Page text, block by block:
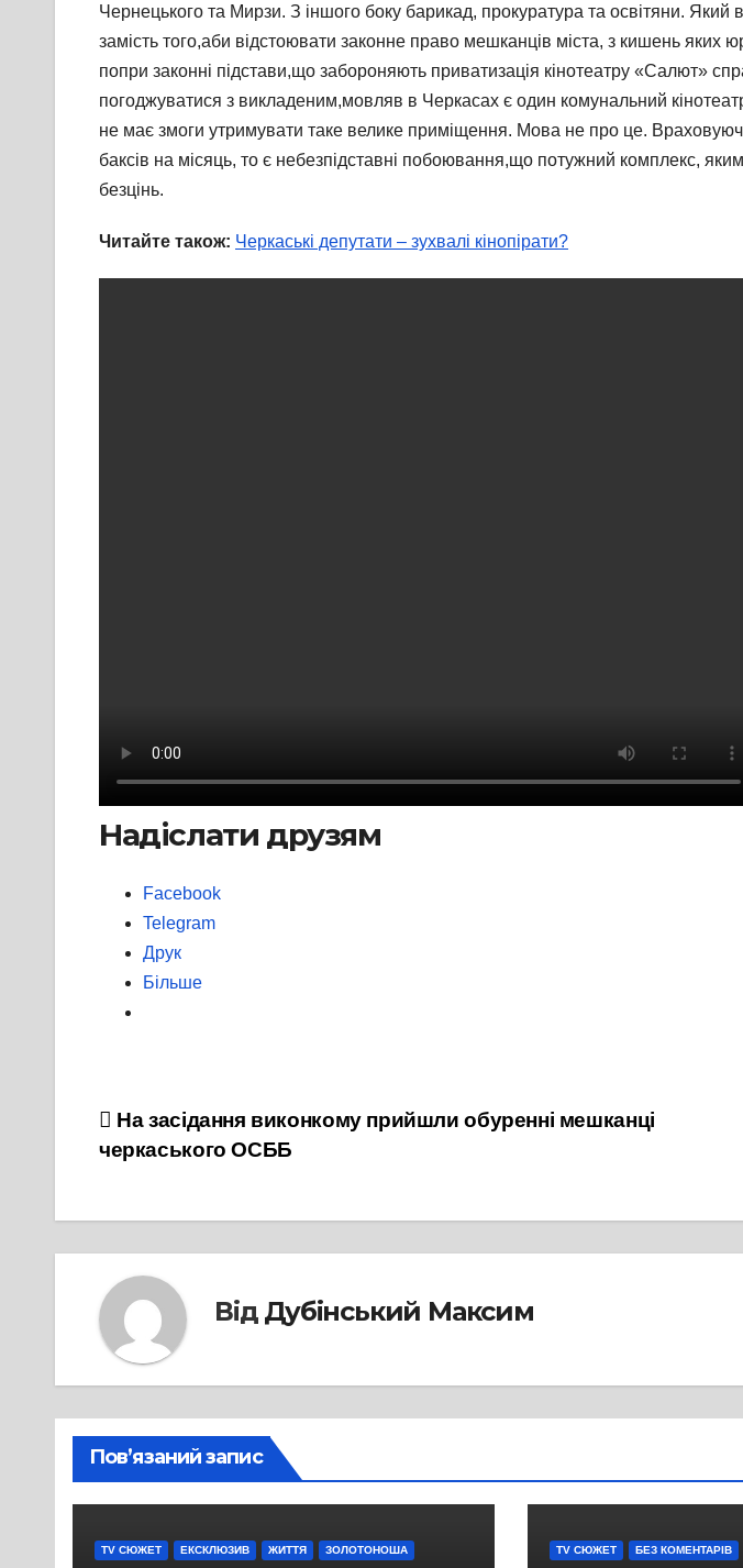
Чернецького та Мирзи. З іншого боку барикад, прокуратура та освітяни.
замість того,аби відстоювати законне право мешканців міста, з кишень яких
попри законні підстави,що забороняють приватизація кінотеатру «Салют»
погоджуватися з викладеним,мовляв в Черкасах є один комунальний
не має змоги утримувати таке велике приміщення. Мова не про це. Враховуючи
баксів на місяць, то є небезпідставні побоювання,що потужний комплекс,
безцінь.
Читайте також: Черкаські депутати – зухвалі кінопірати?
Надіслати друзям
Facebook
Telegram
Друк
Більше
Навігація
записів
На засідання виконкому прийшли обуренні мешканці
черкаського ОСББ
Від Дубінський Максим
Пов’язаний запис
TV СЮЖЕТ ЕКСКЛЮЗИВ ЖИТТЯ ЗОЛОТОНОША TV СЮЖЕТ БЕЗ КОМЕНТАРІВ